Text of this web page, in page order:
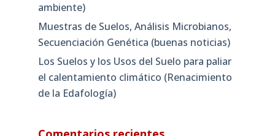
ambiente)
Muestras de Suelos, Análisis Microbianos,
Secuenciación Genética (buenas noticias)
Los Suelos y los Usos del Suelo para paliar
el calentamiento climático (Renacimiento
de la Edafología)